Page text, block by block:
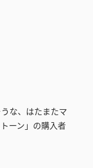
な、はたまたマ
ーン」の購入者